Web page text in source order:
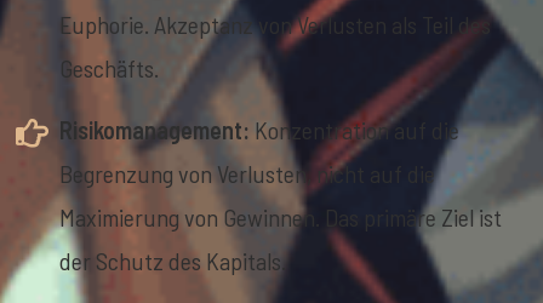
Euphorie. Akzeptanz von Verlusten als Teil des
Geschäfts.
Risikomanagement: Konzentration auf die
Begrenzung von Verlusten, nicht auf die
Maximierung von Gewinnen. Das primäre Ziel ist
der Schutz des Kapitals.